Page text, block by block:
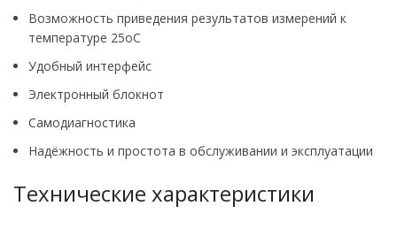
Возможность приведения результатов измерений к
температуре 25oС
Удобный интерфейс
Электронный блокнот
Самодиагностика
Надёжность и простота в обслуживании и эксплуатации
Технические характеристики